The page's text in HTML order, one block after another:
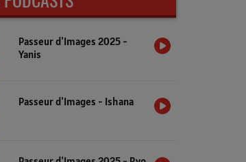
Passeur d'Images 2025 -
Yanis
Passeur d'Images - Ishana